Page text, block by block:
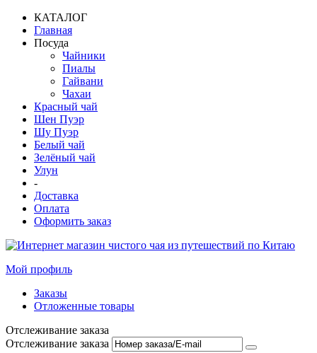
КАТАЛОГ
Главная
Посуда
Чайники
Пиалы
Гайвани
Чахаи
Красный чай
Шен Пуэр
Шу Пуэр
Белый чай
Зелёный чай
Улун
-
Доставка
Оплата
Оформить заказ
Мой профиль
Заказы
Отложенные товары
Отслеживание заказа
Отслеживание заказа